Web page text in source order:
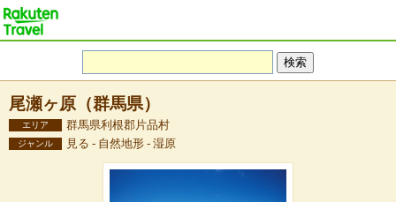
尾瀬ヶ原（群馬県）
エリア 群馬県利根郡片品村
ジャンル 見る - 自然地形 - 湿原